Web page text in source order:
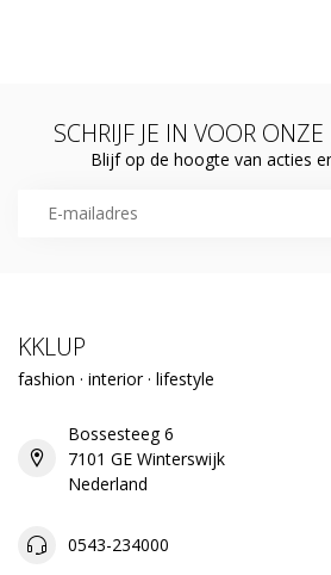
SCHRIJF JE IN VOOR
Blijf op de hoogte van acties
KKLUP
fashion · interior · lifestyle
Bossesteeg 6
7101 GE Winterswijk
Nederland
0543-234000